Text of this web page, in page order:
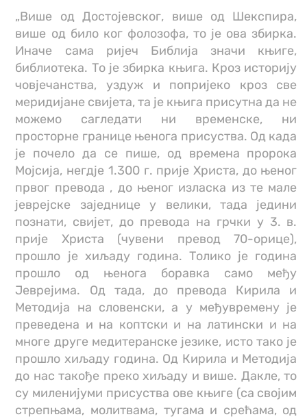
„Више од Достојевског, више од Шекспира,
више од било ког фолозофа, то је ова збирка.
Иначе сама ријеч Библија значи књиге,
библиотека. То је збирка књига. Кроз историју
човјечанства, уздуж и попријеко кроз све
меридијане свијета, та је књига присутна да не
можемо сагледати ни временске, ни
просторне границе њенога присуства. Од када
је почело да се пише, од времена пророка
Мојсија, негдје 1.300 г. прије Христа, до њеног
првог превода , до њеног изласка из те мале
јеврејске заједнице у велики, тада једини
познати, свијет, до превода на грчки у 3. в.
прије Христа (чувени превод 70-орице),
прошло је хиљаду година. Толико је година
прошло од њенога боравка само међу
Јеврејима. Од тада, до превода Кирила и
Методија на словенски, а у међувремену је
преведена и на коптски и на латински и на
многе друге медитеранске језике, исто тако је
прошло хиљаду година. Од Кирила и Методија
до нас такође преко хиљаду и више. Дакле, то
су миленијуми присуства ове књиге (са својим
стрепњама, молитвама, тугама и срећама, од